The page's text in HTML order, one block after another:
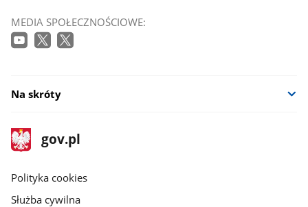
MEDIA SPOŁECZNOŚCIOWE:
Na skróty
stopka
gov.pl
Strona
gov.pl
gov.pl
Polityka cookies
Służba cywilna